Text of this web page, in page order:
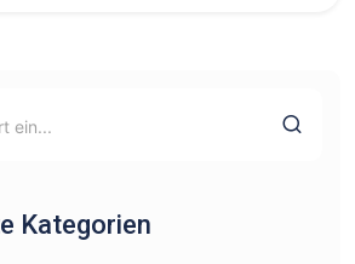
Kategorien